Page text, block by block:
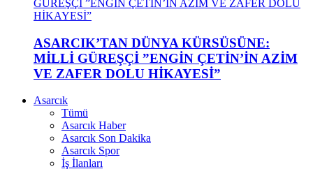
ASARCIK’TAN DÜNYA KÜRSÜSÜNE:
MİLLİ GÜREŞÇİ ”ENGİN ÇETİN’İN AZİM
VE ZAFER DOLU HİKAYESİ”
Asarcık
Tümü
Asarcık Haber
Asarcık Son Dakika
Asarcık Spor
İş İlanları